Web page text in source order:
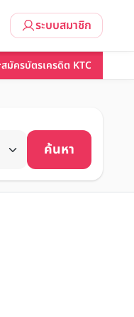
ระบบสมาชิก
สมัครบัตรเครดิต KTC
ค้นหา